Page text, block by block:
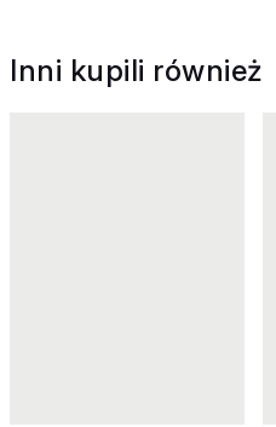
Inni kupili również